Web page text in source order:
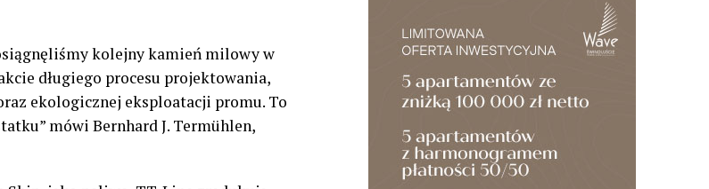
kolejny kamień milowy w
długiego procesu projektowania,
ekologicznej eksploatacji promu. To
mówi Bernhard J. Termühlen,